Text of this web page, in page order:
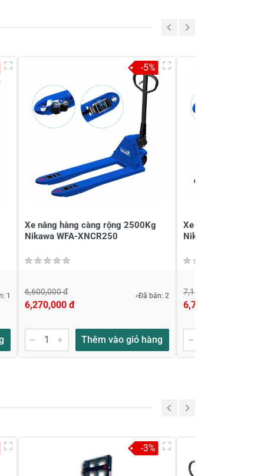
1
Xe nâng hàng càng rộng 2500Kg
Nikawa WFA-XNCR250
6,600,000 đ
6,270,000 đ
Đã bán: 2
Thêm vào giỏ hàng
-5%
Xe nâng hàng càng
Nikawa WFA-
7,110,000 đ
6,751,000 đ
-3%